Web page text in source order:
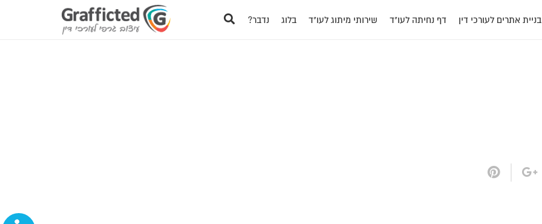
בניית אתרים לעורכי דין דף נחיתה לעו"ד שירותי מיתוג לעו"ד בלוג נדבר?